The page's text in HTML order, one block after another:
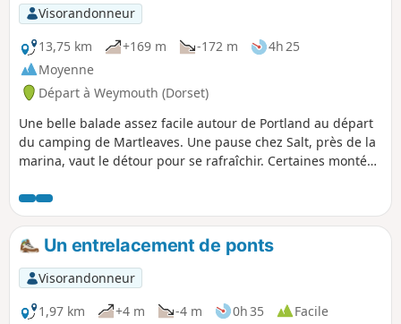
Visorandonneur
13,75 km
+169 m -172 m
4h 25
Moyenne
Départ à Weymouth (Dorset)
Une belle balade assez facile autour de Portland au départ
du camping de Martleaves. Une pause chez Salt, près de la
marina, vaut le détour pour se rafraîchir. Certaines montées
vue depuis The View est époustouflante.
Un entrelacement de ponts
Visorandonneur
1,97 km
+4 m -4 m 0h 35
Facile